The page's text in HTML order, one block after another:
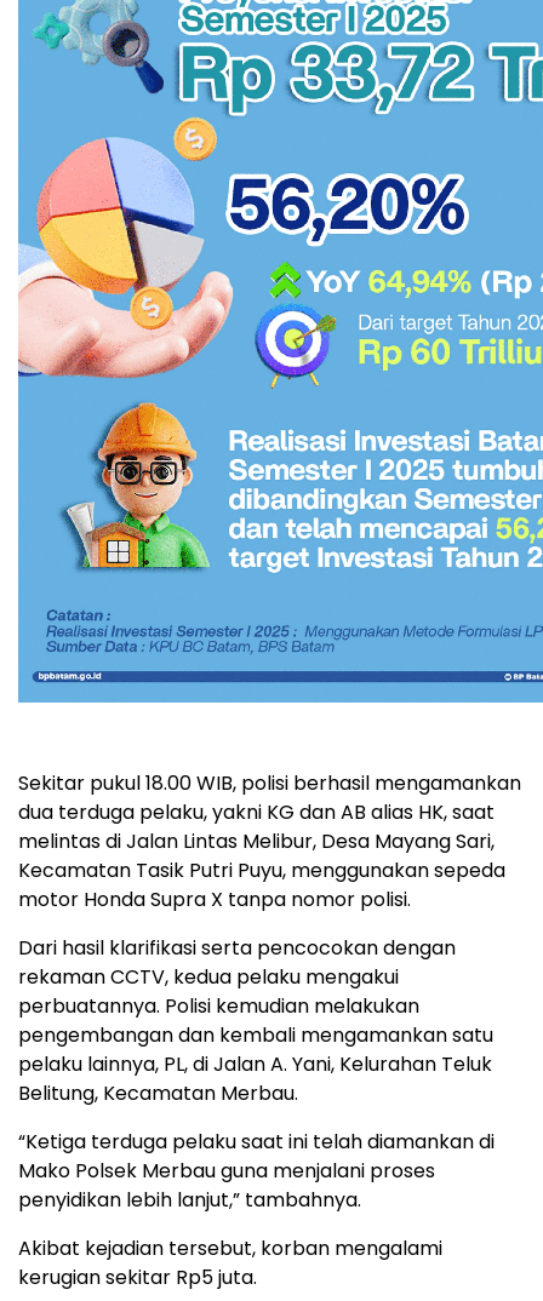
Sekitar pukul 18.00 WIB, polisi berhasil mengamankan
dua terduga pelaku, yakni KG dan AB alias HK, saat
melintas di Jalan Lintas Melibur, Desa Mayang Sari,
Kecamatan Tasik Putri Puyu, menggunakan sepeda
motor Honda Supra X tanpa nomor polisi.
Dari hasil klarifikasi serta pencocokan dengan
rekaman CCTV, kedua pelaku mengakui
perbuatannya. Polisi kemudian melakukan
pengembangan dan kembali mengamankan satu
pelaku lainnya, PL, di Jalan A. Yani, Kelurahan Teluk
Belitung, Kecamatan Merbau.
“Ketiga terduga pelaku saat ini telah diamankan di
Mako Polsek Merbau guna menjalani proses
penyidikan lebih lanjut,” tambahnya.
Akibat kejadian tersebut, korban mengalami
kerugian sekitar Rp5 juta.